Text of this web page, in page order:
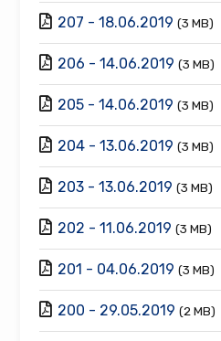
207 - 18.06.2019 (3 MB)
206 - 14.06.2019 (3 MB)
205 - 14.06.2019 (3 MB)
204 - 13.06.2019 (3 MB)
203 - 13.06.2019 (3 MB)
202 - 11.06.2019 (3 MB)
201 - 04.06.2019 (3 MB)
200 - 29.05.2019 (2 MB)